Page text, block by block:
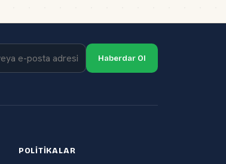
Haberdar Ol
POLITIKALAR